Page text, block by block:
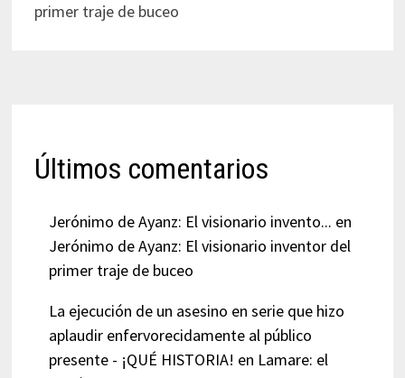
primer traje de buceo
Últimos comentarios
Jerónimo de Ayanz: El visionario invento... en
Jerónimo de Ayanz: El visionario inventor del
primer traje de buceo
La ejecución de un asesino en serie que hizo
aplaudir enfervorecidamente al público
presente - ¡QUÉ HISTORIA! en Lamare: el